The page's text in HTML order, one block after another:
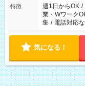
特徴 週1日からOK /
業・Wワーク
集 / 電話対応
気になる！